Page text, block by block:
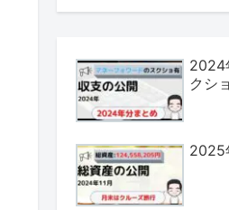
2024
クシ
2025